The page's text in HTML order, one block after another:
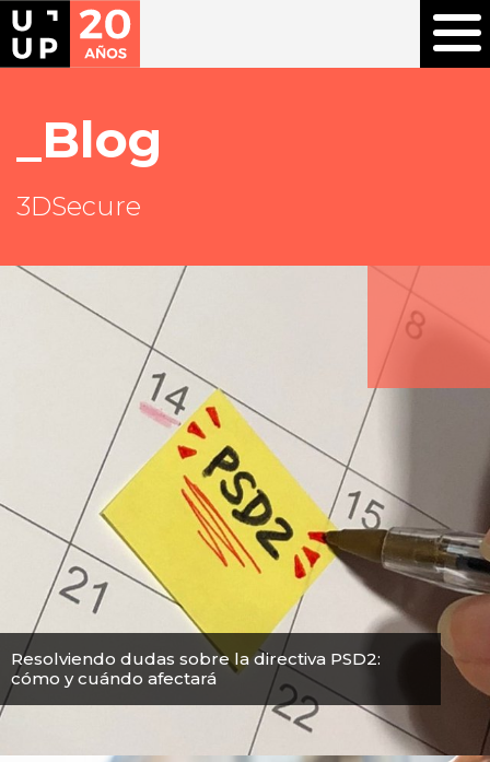
Blog
3DSecure
Resolviendo dudas sobre la directiva PSD2:
cómo y cuándo afectará